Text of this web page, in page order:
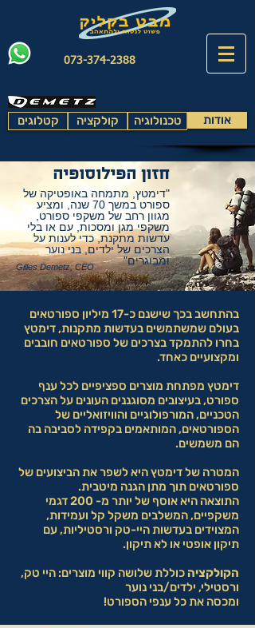
073-374-2388
קטלוגים קולקציה טכנולוגיה אודות
חזון הפילוסופיה
"דימטץ, מתמחה באופטיקה של
ספורט במשך 70 שנה, ומציע
מגוון רחב של משקפי ספורט,
משקפי מגן ומסכות, עם או בלי
עדשות מתקנת, כדי לענות על
הצרכים של ילדים, בני נוער
ומבוגרים"
Gilles Demetz, CEO
בהתחשב בכך שישנם כ-17 מיליון ספורטאים
בעולם שמשתמשים בעדשות מתקנות, דימטץ
בחרו להתמקד בצרכים של ספורטאים חובבים
ומקצועיים כאחד.
דימטץ מפתחת מוצרים ספציפיים לכל ענף
ספורט, בעיצובים מסוגננים העונים על הצרכים
הטכניים, המורפולוגיים והוויזואליים של
הספורטאים, המותאמים בקפידה לסביבה בה
הם משמשים.
המטרה של דימטץ היא לשפר את הביצועים של
ספורטאים תוך מתן הגנה מיטבית.
התוצאה היא אוסף של יותר מ- 200 דגמי
משקפיים, המשלבים משקל קל ועמידות,
המצוידים בעדשות היי-טק ורסטיליות, עם
תיקון אופטי או לא תיקון.
הקולקציה כוללת שלושה קווי מוצרים: היי טק,
ורסטילי, ילדים/בני נוער
ומכסה את כל ענפי הספורט!